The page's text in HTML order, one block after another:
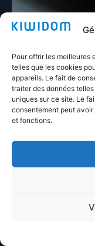
Pour offrir les meilleures
telles que les cookies
appareils. Le fait de
traiter des données
uniques sur ce site. Le
consentement peut
et fonctions.